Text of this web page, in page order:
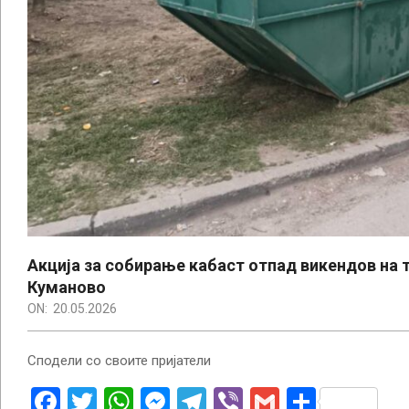
Акција за собирање кабаст отпад викендов на
Куманово
ON: 20.05.2026
Сподели со своите пријатели
Facebook
Twitter
WhatsApp
Messenger
Telegram
ViberGmailShare